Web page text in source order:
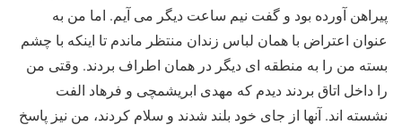
پیراهن آورده بود و گفت نیم ساعت دیگر می آیم. اما من به
عنوان اعتراض با همان لباس زندان منتظر ماندم تا اینکه با چشم
بسته من را به منطقه ای دیگر در همان اطراف بردند. وقتی من
را داخل اتاق بردند دیدم که مهدی ابریشمچی و فرهاد الفت
نشسته اند. آنها از جای خود بلند شدند و سلام کردند، من نیز پاسخ